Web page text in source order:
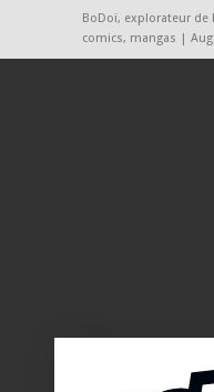
BoDoï, explorateur de
comics, mangas |